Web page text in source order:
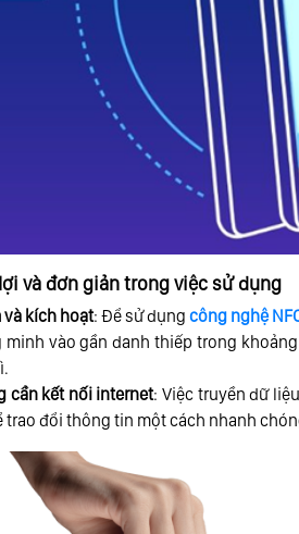
và đơn giản trong việc sử dụng
và kích hoạt: Để sử dụngcông nghệ
minh vào gần danh thiếp trong
cần kết nối internet: Việc truyền dữ
trao đổi thông tin một cách nhanh